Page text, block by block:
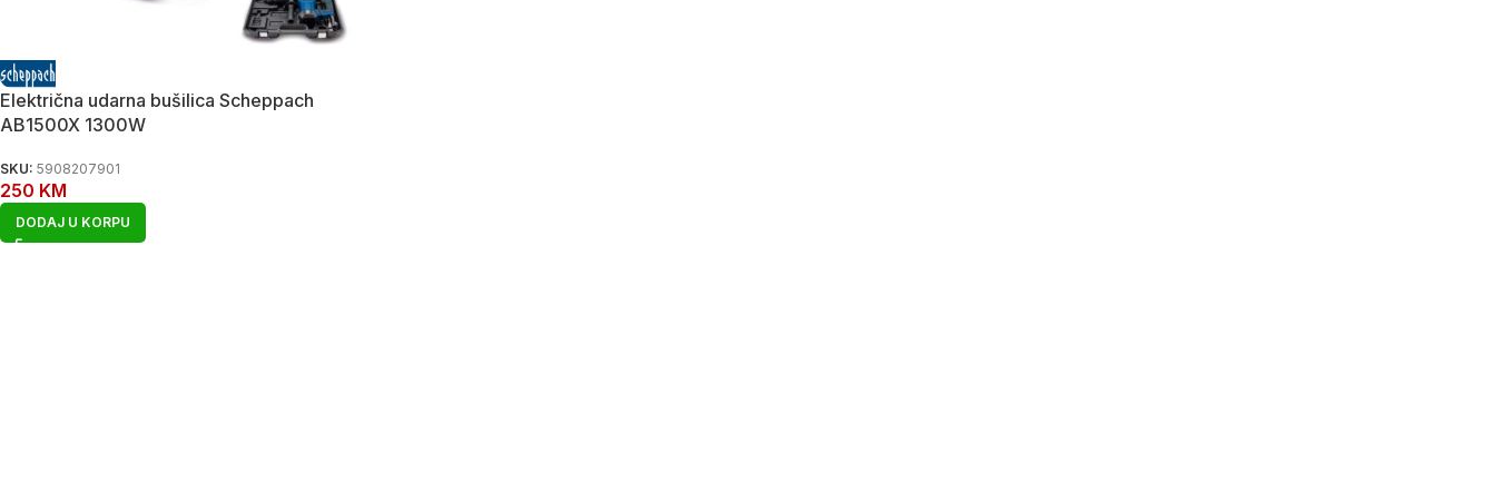
Električna udarna bušilica Scheppach
AB1500X 1300W
SKU: 5908207901
250 KM
DODAJ U KORPU